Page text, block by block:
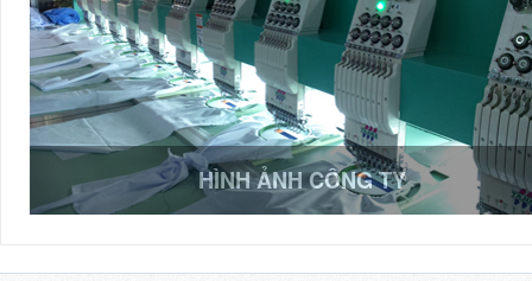
HÌNH ẢNH CÔNG TY